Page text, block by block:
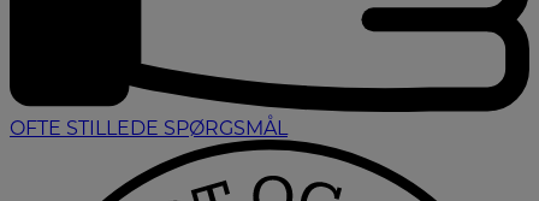
OFTE STILLEDE SPØRGSMÅL